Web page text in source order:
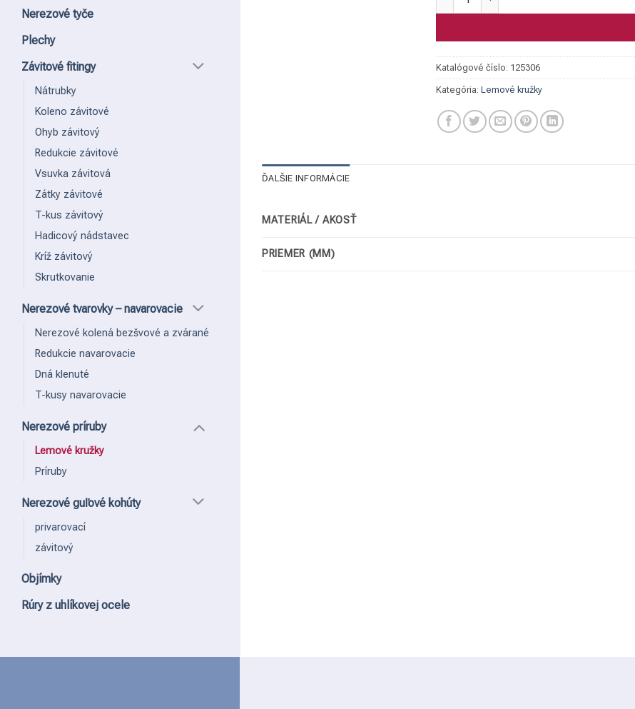
Nerezové tyče
Plechy
Závitové fitingy
Nátrubky
Koleno závitové
Ohyb závitový
Redukcie závitové
Vsuvka závitová
Zátky závitové
T-kus závitový
Hadicový nádstavec
Kríž závitový
Skrutkovanie
Nerezové tvarovky – navarovacie
Nerezové kolená bezšvové a zvárané
Redukcie navarovacie
Dná klenuté
T-kusy navarovacie
Nerezové príruby
Lemové kružky
Príruby
Nerezové guľové kohúty
privarovací
závitový
Objímky
Rúry z uhlíkovej ocele
Katalógové číslo: 125306
Kategória:Lemové kružky
ĎALŠIE INFORMÁCIE
MATERIÁL / AKOSŤ
PRIEMER (MM)